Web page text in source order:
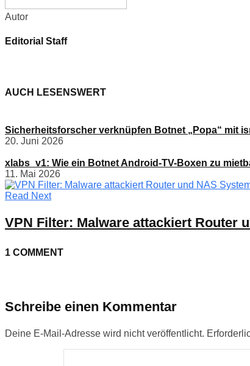
Autor
Editorial Staff
AUCH LESENSWERT
Sicherheitsforscher verknüpfen Botnet „Popa“ mit
20. Juni 2026
xlabs_v1: Wie ein Botnet Android-TV-Boxen zu
11. Mai 2026
Read Next
VPN Filter: Malware attackiert Router
1 COMMENT
Schreibe einen Kommentar
Deine E-Mail-Adresse wird nicht veröffentlicht.